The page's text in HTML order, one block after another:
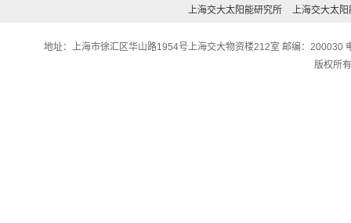
上海交大太阳能研究所 上海交大太阳
地址：上海市徐汇区华山路1954号上海交大物资楼212室 邮编：
版权所